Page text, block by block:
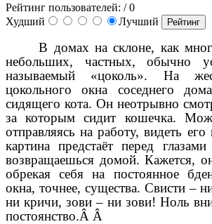
Рейтинг пользователей: / 0
Худший
Лучший
В домах на склоне, как
небольших, частных, обычно
называемый «цоколь». На
цокольного окна соседнего
сидящего кота. Он неотрывно
за которым сидит кошечка.
отправляясь на работу, видеть
картина предстаёт перед
возвращаешься домой. Кажется,
обрекая себя на постоянное
окна, точнее, существа. Свисти –
ни кричи, зови – ни зови! Ноль
постоянство.Â Â